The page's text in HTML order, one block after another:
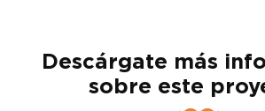
Descárgate más
sobre este